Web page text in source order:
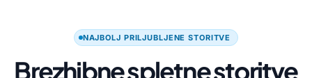
NAJBOLJ PRILJUBLJENE STORITVE
Brezhibne spletne storitve